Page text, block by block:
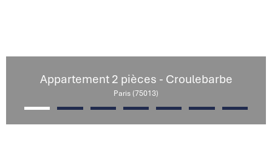
Appartement 2 pièces - Croulebarbe
Paris (75013)